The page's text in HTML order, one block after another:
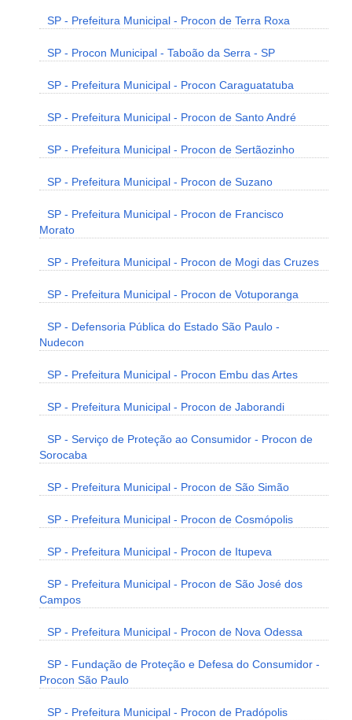
SP - Prefeitura Municipal - Procon de Terra Roxa
SP - Procon Municipal - Taboão da Serra - SP
SP - Prefeitura Municipal - Procon Caraguatatuba
SP - Prefeitura Municipal - Procon de Santo André
SP - Prefeitura Municipal - Procon de Sertãozinho
SP - Prefeitura Municipal - Procon de Suzano
SP - Prefeitura Municipal - Procon de Francisco
Morato
SP - Prefeitura Municipal - Procon de Mogi das Cruzes
SP - Prefeitura Municipal - Procon de Votuporanga
SP - Defensoria Pública do Estado São Paulo -
Nudecon
SP - Prefeitura Municipal - Procon Embu das Artes
SP - Prefeitura Municipal - Procon de Jaborandi
SP - Serviço de Proteção ao Consumidor - Procon de
Sorocaba
SP - Prefeitura Municipal - Procon de São Simão
SP - Prefeitura Municipal - Procon de Cosmópolis
SP - Prefeitura Municipal - Procon de Itupeva
SP - Prefeitura Municipal - Procon de São José dos
Campos
SP - Prefeitura Municipal - Procon de Nova Odessa
SP - Fundação de Proteção e Defesa do Consumidor -
Procon São Paulo
SP - Prefeitura Municipal - Procon de Pradópolis